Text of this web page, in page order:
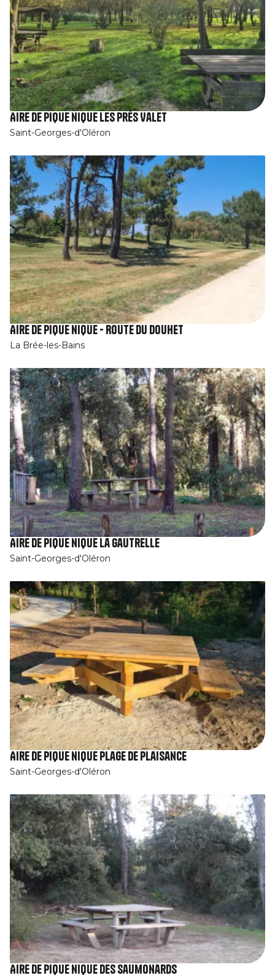
Aire de pique nique Les Prés Valet
Saint-Georges-d'Oléron
Aire de pique nique - Route du Douhet
La Brée-les-Bains
Aire de pique nique la Gautrelle
Saint-Georges-d'Oléron
Aire de pique nique Plage de Plaisance
Saint-Georges-d'Oléron
Aire de pique nique des Saumonards